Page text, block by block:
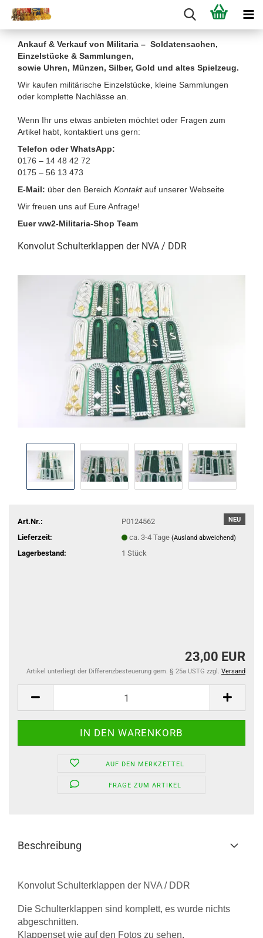
Ankauf & Verkauf von Militaria – Soldatensachen,
Einzelstücke & Sammlungen,
sowie Uhren, Münzen, Silber, Gold und altes Spielzeug.
Wir kaufen militärische Einzelstücke, kleine Sammlungen
oder komplette Nachlässe an.
Wenn Ihr uns etwas anbieten möchtet oder Fragen zum
Artikel habt, kontaktiert uns gern:
Telefon oder WhatsApp:
0176 – 14 48 42 72
0175 – 56 13 473
E-Mail: über den Bereich Kontakt auf unserer Webseite
Wir freuen uns auf Eure Anfrage!
Euer ww2-Militaria-Shop Team
Konvolut Schulterklappen der NVA / DDR
NEU
Art.Nr.:
P0124562
Lieferzeit:
ca. 3-4 Tage (Ausland abweichend)
Lagerbestand: 1 Stück
23,00 EUR
Artikel unterliegt der Differenzbesteuerung gem. § 25a USTG zzgl. Versand
AUF DEN MERKZETTEL
FRAGE ZUM ARTIKEL
Beschreibung
Konvolut Schulterklappen der NVA / DDR
Die Schulterklappen sind komplett, es wurde nichts
abgeschnitten.
Klappenset wie auf den Fotos zu sehen.